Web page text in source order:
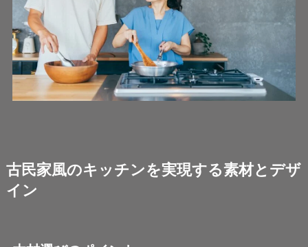
古民家風のキッチンを実現する素材とデザ
イン